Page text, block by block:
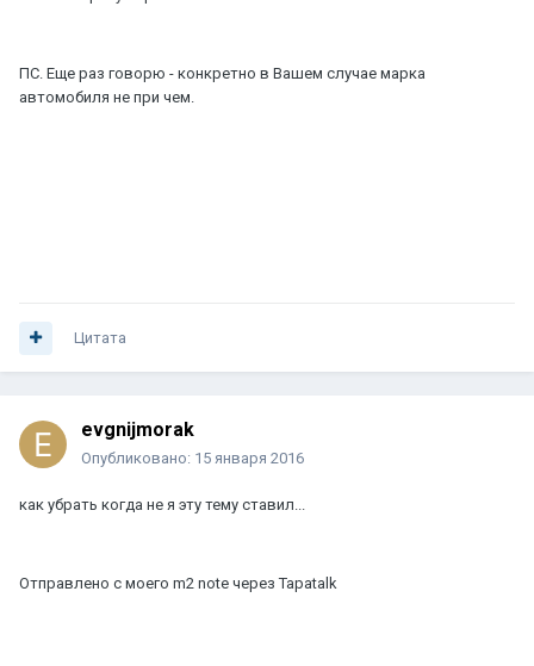
ПС. Еще раз говорю - конкретно в Вашем случае марка
автомобиля не при чем.
Цитата
evgnijmorak
Опубликовано: 15 января 2016
как убрать когда не я эту тему ставил...
Отправлено с моего m2 note через Tapatalk